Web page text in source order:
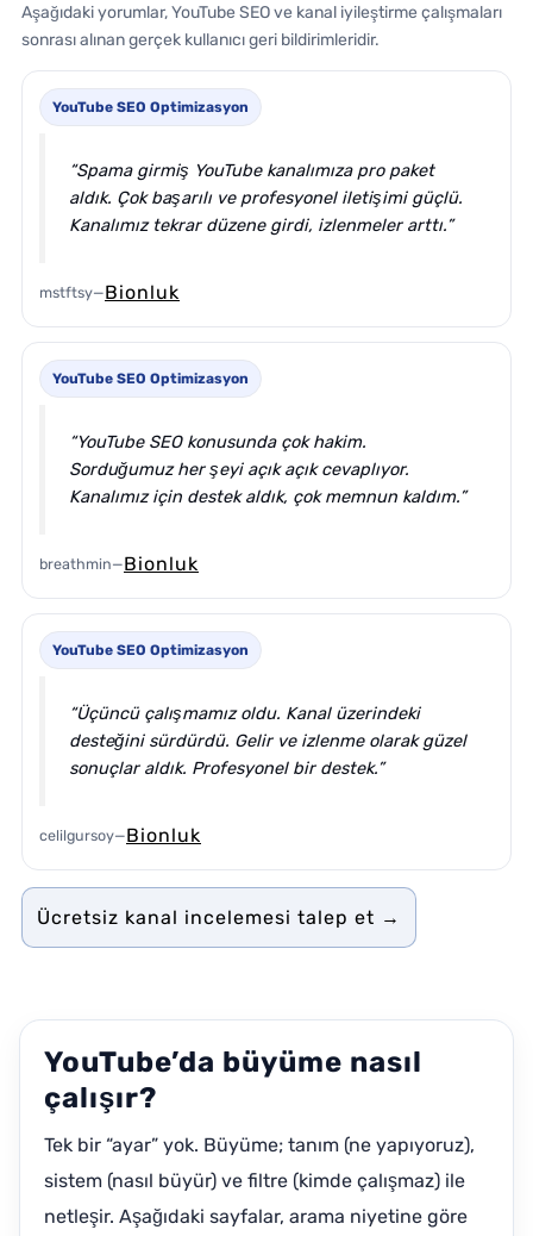
Aşağıdaki yorumlar, YouTube SEO ve kanal iyileştirme çalışmaları
sonrası alınan gerçek kullanıcı geri bildirimleridir.
YouTube SEO Optimizasyon
“Spama girmiş YouTube kanalımıza pro paket
aldık. Çok başarılı ve profesyonel iletişimi güçlü.
Kanalımız tekrar düzene girdi, izlenmeler arttı.”
mstftsy—Bionluk
YouTube SEO Optimizasyon
“YouTube SEO konusunda çok hakim.
Sorduğumuz her şeyi açık açık cevaplıyor.
Kanalımız için destek aldık, çok memnun kaldım.”
breathmin—Bionluk
YouTube SEO Optimizasyon
“Üçüncü çalışmamız oldu. Kanal üzerindeki
desteğini sürdürdü. Gelir ve izlenme olarak güzel
sonuçlar aldık. Profesyonel bir destek.”
celilgursoy—Bionluk
Ücretsiz kanal incelemesi talep et →
YouTube’da büyüme nasıl
çalışır?
Tek bir “ayar” yok. Büyüme; tanım (ne yapıyoruz),
sistem (nasıl büyür) ve filtre (kimde çalışmaz) ile
netleşir. Aşağıdaki sayfalar, arama niyetine göre